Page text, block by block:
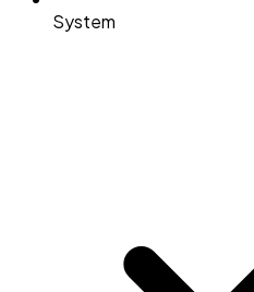
System